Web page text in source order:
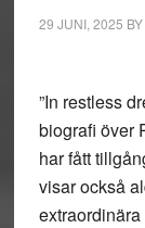
29 JUNI, 2025 BY
”In restless
biografi över
har fått
visar också